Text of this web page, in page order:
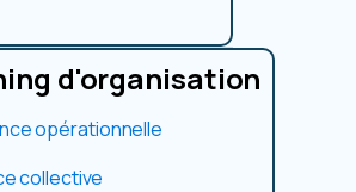
d'organisation
opérationnelle
collective